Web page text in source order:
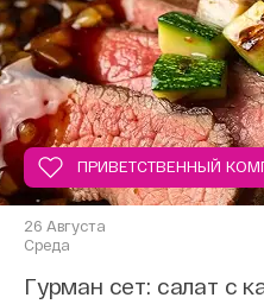
ПРИВЕТСТВЕННЫЙ
26 Августа
Среда
Гурман сет: салат с